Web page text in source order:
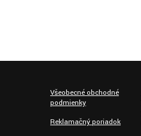
Všeobecné obchodné
podmienky
Reklamačný poriadok